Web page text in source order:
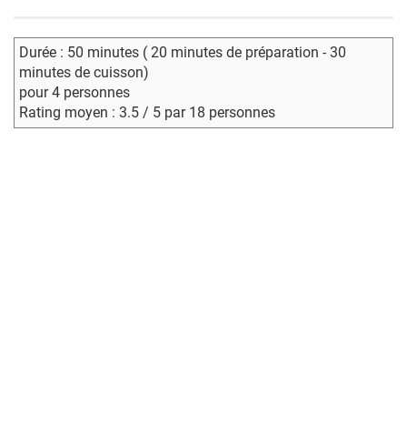
Durée : 50 minutes ( 20 minutes de préparation - 30
minutes de cuisson)
pour 4 personnes
Rating moyen : 3.5 / 5 par 18 personnes